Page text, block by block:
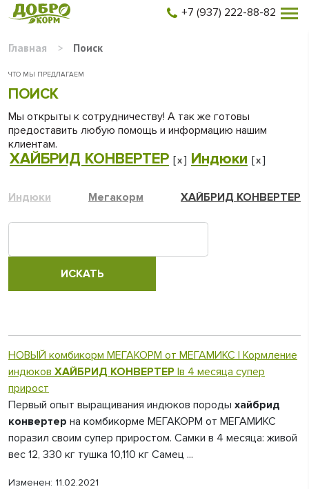
+7 (937) 222-88-82
Главная > Поиск
ЧТО МЫ ПРЕДЛАГАЕМ
ПОИСК
Мы открыты к сотрудничеству! А так же готовы
предоставить любую помощь и информацию нашим
клиентам.
ХАЙБРИД КОНВЕРТЕР [x] Индюки [x]
Индюки Мегакорм ХАЙБРИД КОНВЕРТЕР
НОВЫЙ комбикорм МЕГАКОРМ от МЕГАМИКС | Кормление
индюков ХАЙБРИД КОНВЕРТЕР |в 4 месяца супер
прирост
Первый опыт выращивания индюков породы хайбрид
конвертер на комбикорме МЕГАКОРМ от МЕГАМИКС
поразил своим супер приростом. Самки в 4 месяца: живой
вес 12, 330 кг тушка 10,110 кг Самец ...
Изменен: 11.02.2021